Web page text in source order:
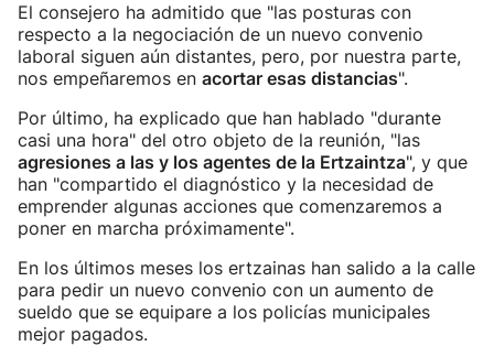
El consejero ha admitido que "las posturas con
respecto a la negociación de un nuevo convenio
laboral siguen aún distantes, pero, por nuestra parte,
nos empeñaremos en acortar esas distancias".
Por último, ha explicado que han hablado "durante
casi una hora" del otro objeto de la reunión, "las
agresiones a las y los agentes de la Ertzaintza", y que
han "compartido el diagnóstico y la necesidad de
emprender algunas acciones que comenzaremos a
poner en marcha próximamente".
En los últimos meses los ertzainas han salido a la calle
para pedir un nuevo convenio con un aumento de
sueldo que se equipare a los policías municipales
mejor pagados.